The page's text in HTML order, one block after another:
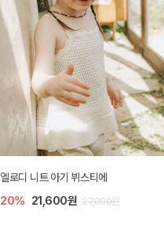
[SIZE ~6Y] 로미나 라운지 셋업
10% 26,100원 29,000원